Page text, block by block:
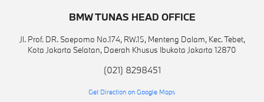
BMW TUNAS HEAD OFFICE
Jl. Prof. DR. Soepomo No.174, RW.15, Menteng Dalam, Kec. Tebet,
Kota Jakarta Selatan, Daerah Khusus Ibukota Jakarta 12870
(021) 8298451
Get Direction on Google Maps